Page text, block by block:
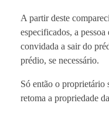
A partir deste
especificados, a
convidada a sair do
prédio, se necessário.
Só então o
retoma a propriedade